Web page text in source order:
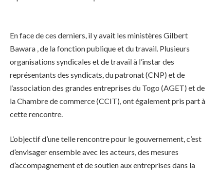
En face de ces derniers, il y avait les ministères Gilbert
Bawara , de la fonction publique et du travail. Plusieurs
organisations syndicales et de travail à l’instar des
représentants des syndicats, du patronat (CNP) et de
l’association des grandes entreprises du Togo (AGET) et de
la Chambre de commerce (CCIT), ont également pris part à
cette rencontre.
L’objectif d’une telle rencontre pour le gouvernement, c’est
d’envisager ensemble avec les acteurs, des mesures
d’accompagnement et de soutien aux entreprises dans la